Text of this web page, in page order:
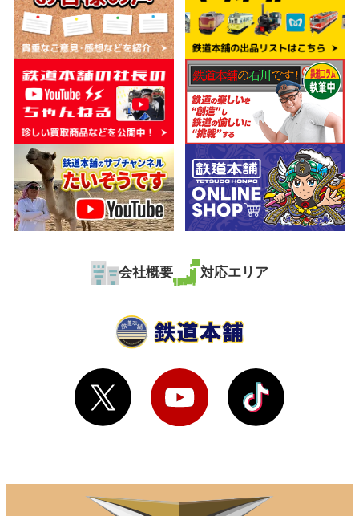
会社概要 対応エリア